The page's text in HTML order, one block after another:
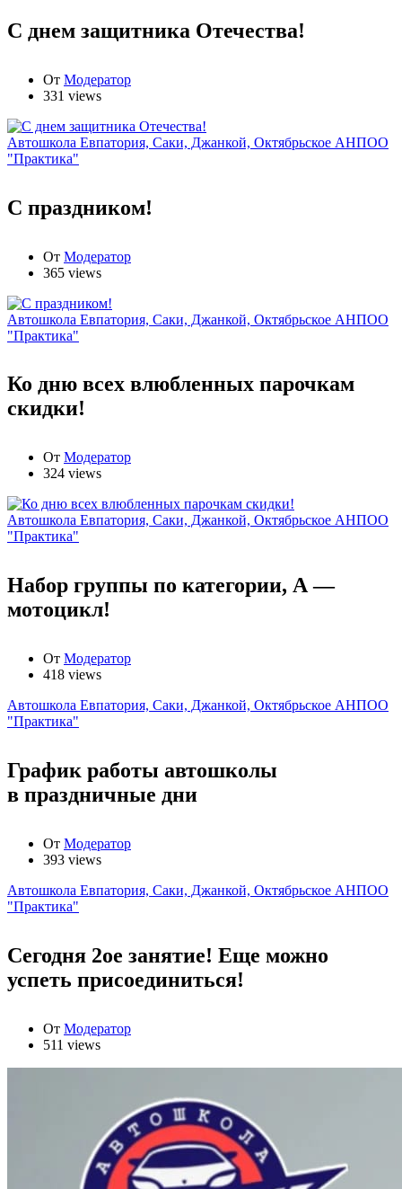
С днем защитника Отечества!
От Модератор
331 views
Автошкола Евпатория, Саки, Джанкой, Октябрьское АНПОО
"Практика"
С праздником!
От Модератор
365 views
Автошкола Евпатория, Саки, Джанкой, Октябрьское АНПОО
"Практика"
Ко дню всех влюбленных парочкам
скидки!
От Модератор
324 views
Автошкола Евпатория, Саки, Джанкой, Октябрьское АНПОО
"Практика"
Набор группы по категории, А —
мотоцикл!
От Модератор
418 views
Автошкола Евпатория, Саки, Джанкой, Октябрьское АНПОО
"Практика"
График работы автошколы
в праздничные дни
От Модератор
393 views
Автошкола Евпатория, Саки, Джанкой, Октябрьское АНПОО
"Практика"
Сегодня 2ое занятие! Еще можно
успеть присоединиться!
От Модератор
511 views